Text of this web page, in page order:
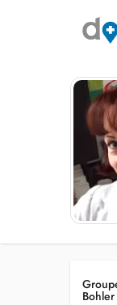
Bohler